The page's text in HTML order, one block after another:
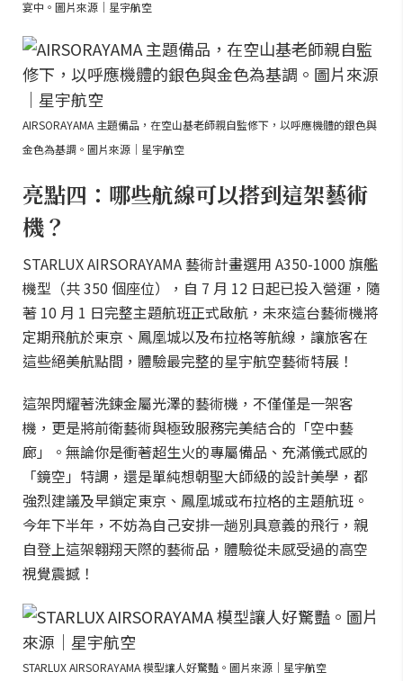
宴中。圖片來源｜星宇航空
AIRSORAYAMA 主題備品，在空山基老師親自監修下，以呼應機體的銀色與
金色為基調。圖片來源｜星宇航空
亮點四：哪些航線可以搭到這架藝術
機？
STARLUX AIRSORAYAMA 藝術計畫選用 A350-1000 旗艦
機型（共 350 個座位），自 7 月 12 日起已投入營運，隨
著 10 月 1 日完整主題航班正式啟航，未來這台藝術機將
定期飛航於東京、鳳凰城以及布拉格等航線，讓旅客在
這些絕美航點間，體驗最完整的星宇航空藝術特展！
這架閃耀著洗鍊金屬光澤的藝術機，不僅僅是一架客
機，更是將前衛藝術與極致服務完美結合的「空中藝
廊」。無論你是衝著超生火的專屬備品、充滿儀式感的
「鏡空」特調，還是單純想朝聖大師級的設計美學，都
強烈建議及早鎖定東京、鳳凰城或布拉格的主題航班。
今年下半年，不妨為自己安排一趟別具意義的飛行，親
自登上這架翱翔天際的藝術品，體驗從未感受過的高空
視覺震撼！
STARLUX AIRSORAYAMA 模型讓人好驚豔。圖片來源｜星宇航空